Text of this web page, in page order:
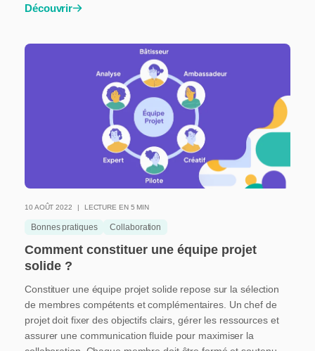
Découvrir
10 AOÛT 2022 LECTURE EN 5 MIN
Bonnes pratiques Collaboration
Comment constituer une équipe projet
solide ?
Constituer une équipe projet solide repose sur la sélection
de membres compétents et complémentaires. Un chef de
projet doit fixer des objectifs clairs, gérer les ressources et
assurer une communication fluide pour maximiser la